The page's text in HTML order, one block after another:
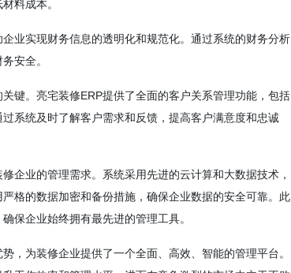
料成本。
业实现财务信息的透明化和规范化。通过系统的财务分析
安全。
键。亮宅装修ERP提供了全面的客户关系管理功能，包括
系统及时了解客户需求和反馈，提高客户满意度和忠诚
企业的管理需求。系统采用先进的云计算和大数据技术，
格的数据加密和备份措施，确保企业数据的安全可靠。此
保企业始终拥有最先进的管理工具。
，为装修企业提供了一个全面、高效、智能的管理平台。